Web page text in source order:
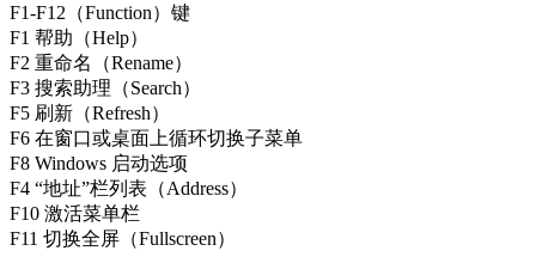
F1-F12（Function）键
F1 帮助（Help）
F2 重命名（Rename）
F3 搜索助理（Search）
F5 刷新（Refresh）
F6 在窗口或桌面上循环切换子菜单
F8 Windows 启动选项
F4 “地址”栏列表（Address）
F10 激活菜单栏
F11 切换全屏（Fullscreen）